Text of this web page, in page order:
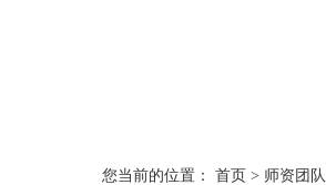
您当前的位置： 首页 > 师资团队